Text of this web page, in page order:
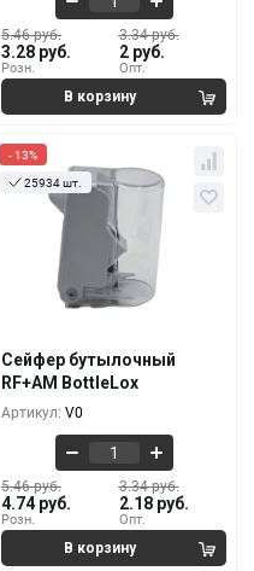
Розн.
5.46 руб.
3.28 руб.
Опт.
3.34 руб.
2 руб.
- 13%
25934 шт.
Сейфер бутылочный
RF+AM BottleLox
Артикул: V0
Розн.
5.46 руб.
4.74 руб.
Опт.
3.34 руб.
2.18 руб.
5.46 руб.
4.74 руб.
100+
3.65 руб.